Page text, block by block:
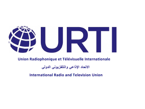
contenu
principal